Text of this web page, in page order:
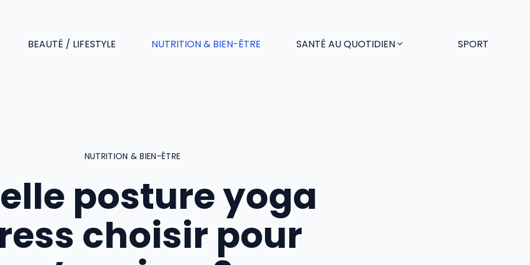
BEAUTÉ / LIFESTYLE NUTRITION & BIEN-ÊTRE SANTÉ AU QUOTIDIEN SPORT
NUTRITION & BIEN-ÊTRE
posture yoga
choisir pour